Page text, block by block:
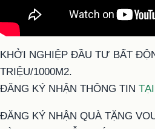
KHỞI NGHIỆP ĐẦU TƯ BẤT
TRIỆU/1000M2.
ĐĂNG KÝ NHẬN THÔNG TIN
ĐĂNG KÝ NHẬN QUÀ TẶNG